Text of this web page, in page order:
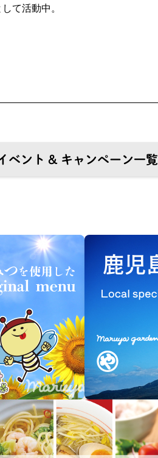
て活動中。
ベント & キャンペーン一覧